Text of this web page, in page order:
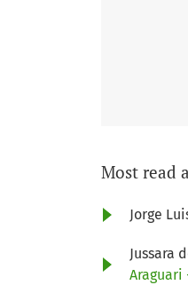
Most read
Jorge
Jussara
Araguari